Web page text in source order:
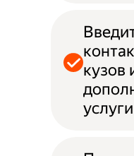
кузов
услуги